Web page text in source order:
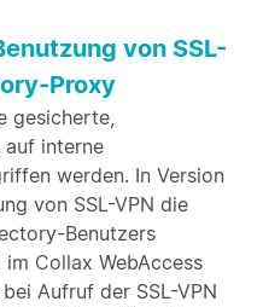
von SSL-
Proxy
gesicherte,
interne
werden. In Version
von SSL-VPN die
Benutzers
Collax WebAccess
Aufruf der SSL-VPN